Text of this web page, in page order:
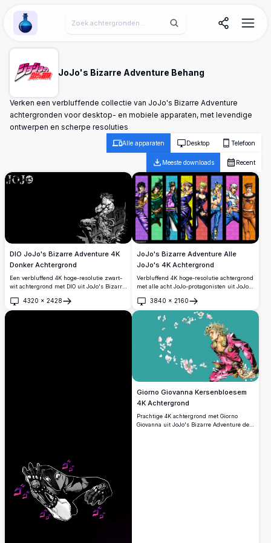
Wallpaper Alchemy
JoJo's Bizarre Adventure Behang
Verken een verbluffende collectie van JoJo's Bizarre Adventure
achtergronden voor desktop- en mobiele apparaten, met levendige
ontwerpen en scherpe resoluties
Alle apparaten Desktop Telefoon
Meeste downloads Recent
DIO JoJo's Bizarre Adventure 4K
Donker Achtergrond
Een verbluffend 4K hoge-resolutie zwart-
wit achtergrond met DIO uit JoJo's Bizarre
dramatisch bovenop een gotische
structuur en toont zijn gespierde
4320 × 2428
Openen
JoJo's Bizarre Adventure Alle
JoJo's 4K Achtergrond
Verbluffend 4K hoge-resolutie achtergrond
met alle acht JoJo-protagonisten uit JoJo's
levendige gekleurde panelen met een
gedurfde anime-kunststijl en iconische
3840 × 2160
Openen
Giorno Giovanna Kersenbloesem
4K Achtergrond
Prachtige 4K achtergrond met Giorno
Giovanna uit JoJo's Bizarre Adventure deel